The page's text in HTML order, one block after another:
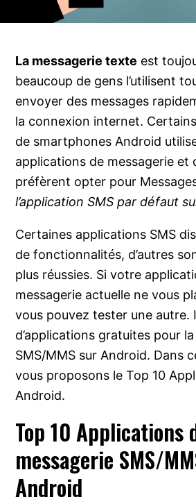
La messagerie texte est
beaucoup de gens l’utilisent
envoyer des messages
la connexion internet.
de smartphones Android
applications de messagerie et
préfèrent opter pour
l’application SMS par défaut
Certaines applications SMS
de fonctionnalités, d’autres
plus réussies. Si votre
messagerie actuelle ne vous
vous pouvez tester une autre.
d’applications gratuites pour
SMS/MMS sur Android. Dans
vous proposons le Top 10
Android.
Top 10 Applications
messagerie SMS/
Android